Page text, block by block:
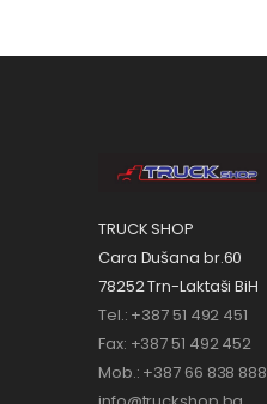
TRUCK SHOP
Cara Dušana br.60
78252 Trn-Laktaši BiH
Tel.: +387 51 492 451
Fax: +387 51 492 452
Mob.: +387 66 838 888